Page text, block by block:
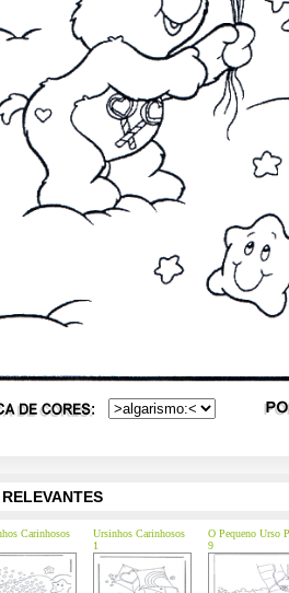
Carinhosos
Ursinhos Carinhosos
1
O Pequeno Urso
9